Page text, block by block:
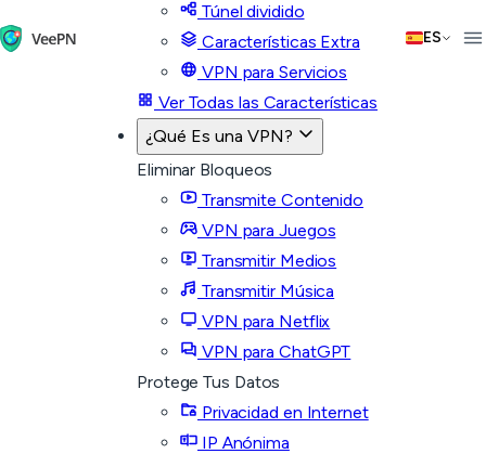
Túnel dividido
Características Extra
VPN para Servicios
Ver Todas las Características
¿Qué Es una VPN?
Eliminar Bloqueos
Transmite Contenido
VPN para Juegos
Transmitir Medios
Transmitir Música
VPN para Netflix
VPN para ChatGPT
Protege Tus Datos
Privacidad en Internet
IP Anónima
ES